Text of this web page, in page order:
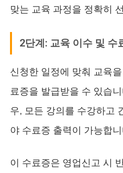
맞는 교육 과정을 정확히
2단계: 교육 이수 및 수
신청한 일정에 맞춰 교육
료증을 발급받을 수 있습
우, 모든 강의를 수강하고
야 수료증 출력이 가능합
이 수료증은 영업신고 시